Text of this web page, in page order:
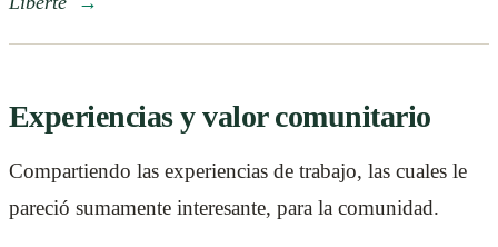
Experiencias y valor comunitario
Compartiendo las experiencias de trabajo, las cuales le
pareció sumamente interesante, para la comunidad.